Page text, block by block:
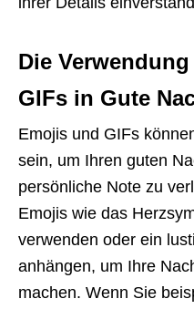
Die
GIFs in Gute
Emojis und GIFs
sein, um Ihren guten
persönliche Note zu
Emojis wie das
verwenden oder ein
anhängen, um Ihre
machen. Wenn Sie